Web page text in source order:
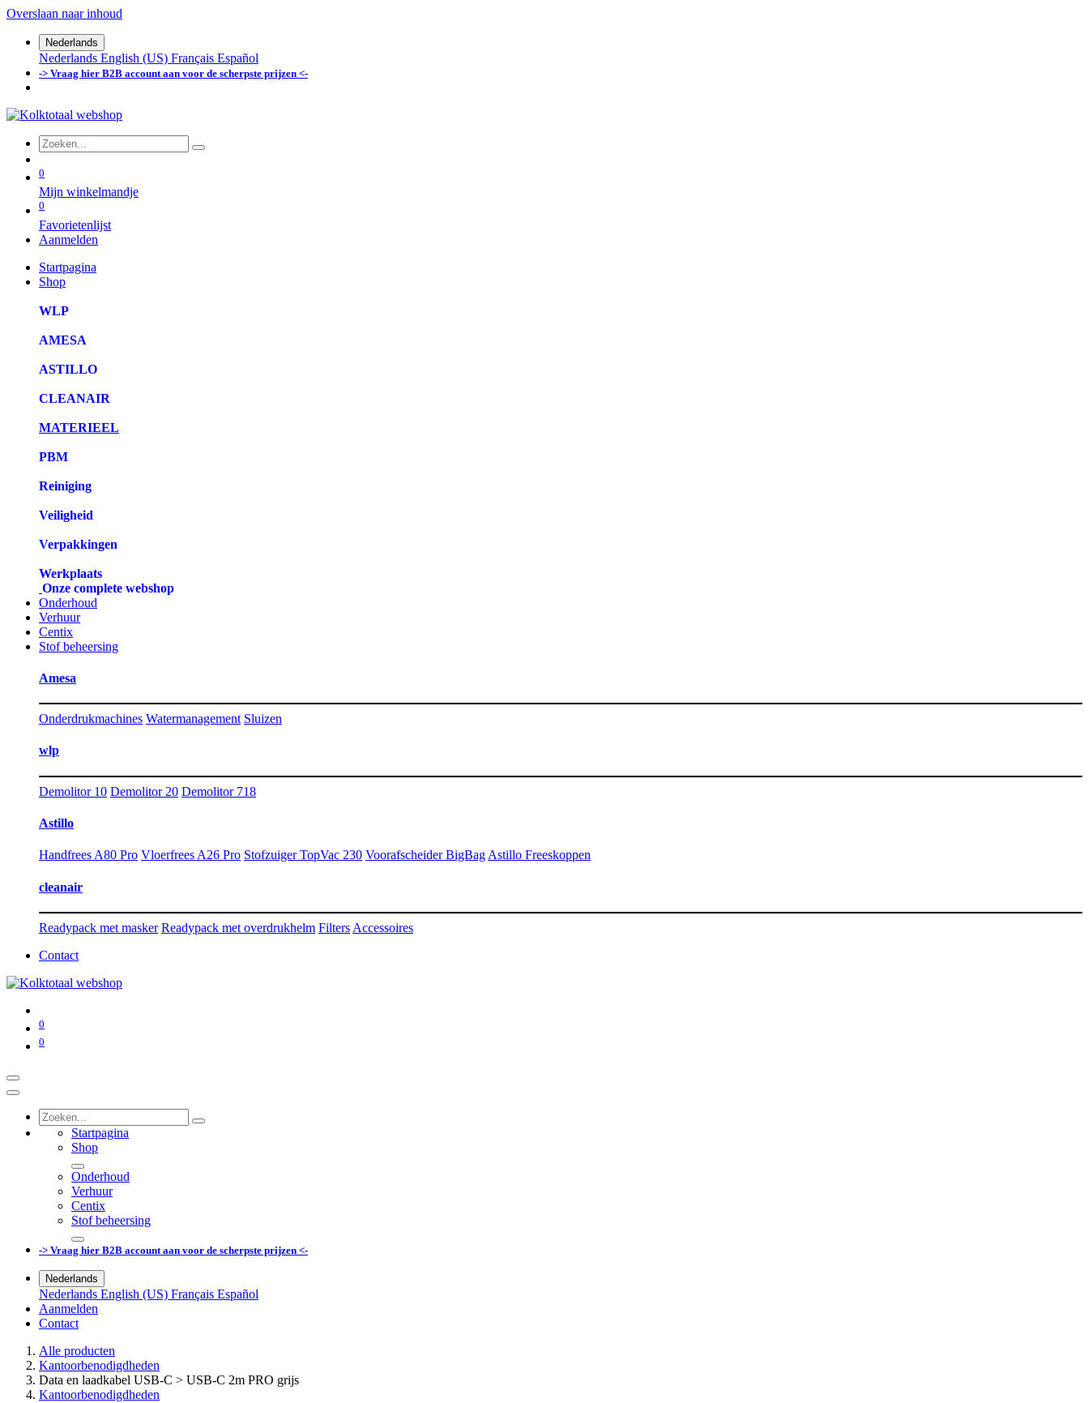
Overslaan naar inhoud
Nederlands
Nederlands English (US) Français Español
-> Vraag hier B2B account aan voor de scherpste prijzen <-
0
Mijn winkelmandje
0
Favorietenlijst
Aanmelden
Startpagina
Shop
WLP
AMESA
ASTILLO
CLEANAIR
MATERIEEL
PBM
Reiniging
Veiligheid
Verpakkingen
Werkplaats
Onze complete webshop
Onderhoud
Verhuur
Centix
Stof beheersing
Amesa
Onderdrukmachines Watermanagement Sluizen
wlp
Demolitor 10 Demolitor 20 Demolitor 718
Astillo
Handfrees A80 Pro Vloerfrees A26 Pro Stofzuiger TopVac 230 Voorafscheider BigBag Astillo Freeskoppen
cleanair
Readypack met masker Readypack met overdrukhelm Filters Accessoires
Contact
0
0
Startpagina
Shop
Onderhoud
Verhuur
Centix
Stof beheersing
-> Vraag hier B2B account aan voor de scherpste prijzen <-
Nederlands
Nederlands English (US) Français Español
Aanmelden
Contact
Alle producten
Kantoorbenodigdheden
Data en laadkabel USB-C > USB-C 2m PRO grijs
Kantoorbenodigdheden